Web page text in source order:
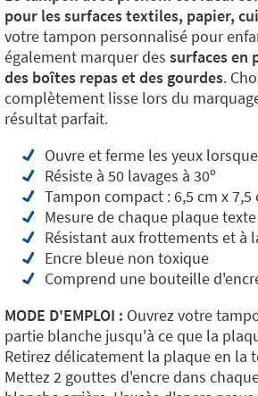
pour les surfaces textiles, papier,
votretampon personnalisé pour
également marquer des surfaces en
des boîtes repas et des gourdes.
complètement lisse lors du
résultat parfait.
Ouvre et ferme les yeux
Résiste à 50 lavages à 30º
Tampon compact : 6,5 cm x 7,5
Mesure de chaque plaque texte
Résistant aux frottements et à
Encre bleue non toxique
Comprend une bouteille
MODE D'EMPLOI : Ouvrez votre
partie blanche jusqu'à ce que la
Retirez délicatement la plaque en la
Mettez 2 gouttes d'encre dans